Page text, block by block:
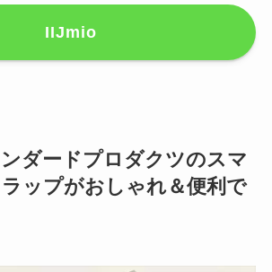
IIJmio
ダードプロダクツのスマ
ップがおしゃれ＆便利で